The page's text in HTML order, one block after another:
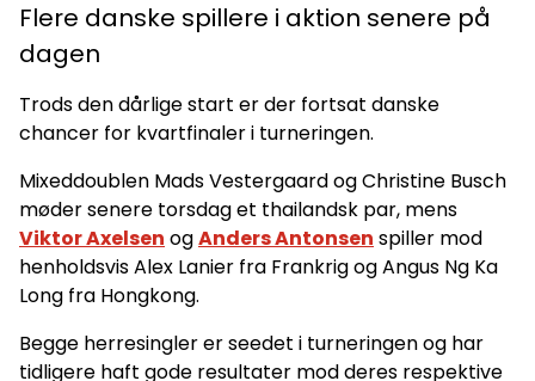
Flere danske spillere i aktion senere på
dagen
Trods den dårlige start er der fortsat danske
chancer for kvartfinaler i turneringen.
Mixeddoublen Mads Vestergaard og Christine Busch
møder senere torsdag et thailandsk par, mens
Viktor Axelsen ogAnders Antonsen spiller mod
henholdsvis Alex Lanier fra Frankrig og Angus Ng Ka
Long fra Hongkong.
Begge herresingler er seedet i turneringen og har
tidligere haft gode resultater mod deres respektive